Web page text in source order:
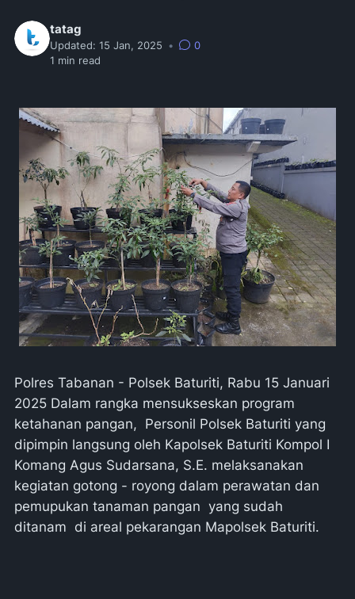
tatag
Updated: 15 Jan, 2025 •
0
1 min read
Polres Tabanan - Polsek Baturiti, Rabu 15 Januari
2025 Dalam rangka mensukseskan program
ketahanan pangan, Personil Polsek Baturiti yang
dipimpin langsung oleh Kapolsek Baturiti Kompol I
Komang Agus Sudarsana, S.E. melaksanakan
kegiatan gotong - royong dalam perawatan dan
pemupukan tanaman pangan yang sudah
ditanam di areal pekarangan Mapolsek Baturiti.